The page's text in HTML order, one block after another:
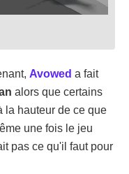
Avowed a fait
alors que certains
la hauteur de ce que
une fois le jeu
pas ce qu'il faut pour